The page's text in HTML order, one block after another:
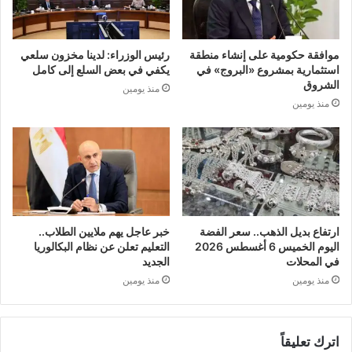
موافقة حكومية على إنشاء منطقة
استثمارية بمشروع «البروج» في
الشروق
منذ يومين
رئيس الوزراء: لدينا مخزون سلعي
يكفي في بعض السلع إلى كامل
منذ يومين
ارتفاع بديل الذهب.. سعر الفضة
اليوم الخميس 6 أغسطس 2026
في المحلات
منذ يومين
خبر عاجل يهم ملايين الطلاب..
التعليم تعلن عن نظام البكالوريا
الجديد
منذ يومين
اترك تعليقاً